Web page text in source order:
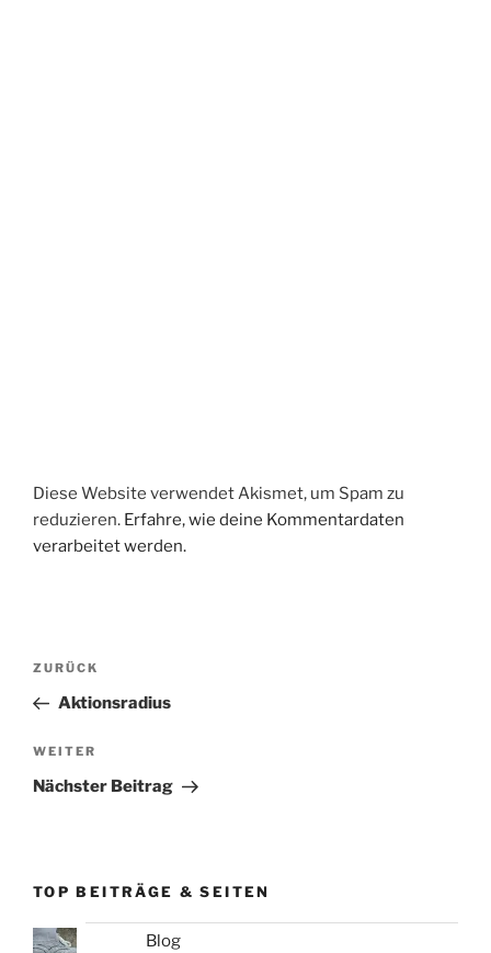
Diese Website verwendet Akismet, um Spam zu
reduzieren. Erfahre, wie deine Kommentardaten
verarbeitet werden.
Beitragsnavigation
Vorheriger
Beitrag
ZURÜCK
Aktionsradius
Nächster
Beitrag
WEITER
Nächster Beitrag
TOP BEITRÄGE & SEITEN
Blog